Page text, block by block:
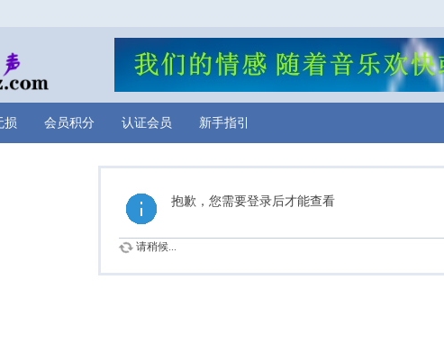
损 会员积分 认证会员 新手指引
抱歉，您需要登录后才能查看
请稍候...